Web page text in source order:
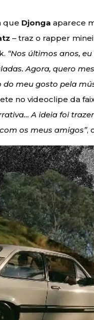
que Djonga aparece
– traz o rapper
“Nos últimos anos,
Agora, quero
do meu gosto pela
no videoclipe da
A ideia foi
os meus amigos”,